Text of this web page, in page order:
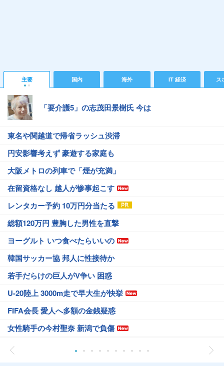
主要 国内 海外 IT 経済 ス
「要介護5」の志茂田景樹氏 今は
東名や関越道で帰省ラッシュ渋滞
円安影響考えず 豪遊する家庭も
大阪メトロの列車で「煙が充満」
在留資格なし 越人が惨事起こす
レンタカー予約 10万円分当たる
総額120万円 豊胸した男性を直撃
ヨーグルト いつ食べたらいいの
韓国サッカー協 邦人に性接待か
若手だらけの巨人がV争い 困惑
U-20陸上 3000m走で早大生が快挙
FIFA会長 愛人へ多額の金銭疑惑
女性騎手の今村聖奈 新潟で負傷